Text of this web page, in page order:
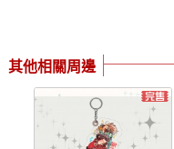
其他相關周邊